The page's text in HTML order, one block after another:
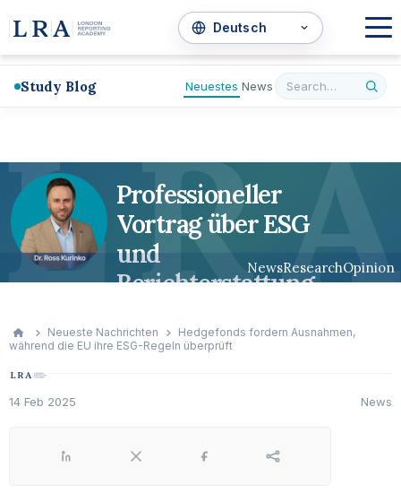
Study Blog Neuestes News
Professioneller
Vortrag über ESG
und
Berichterstattung
NewsResearchOpinion
LRA
Neueste Nachrichten
Hedgefonds fordern Ausnahmen,
während die EU ihre ESG-Regeln überprüft
14 Feb 2025 News
LinkedIn X Facebook Share